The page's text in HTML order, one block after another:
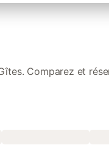
Comparez et